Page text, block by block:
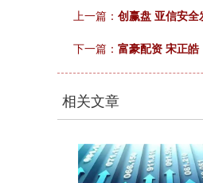
上一篇： 创赢盘 亚信安
下一篇： 富豪配资 宋正
相关文章